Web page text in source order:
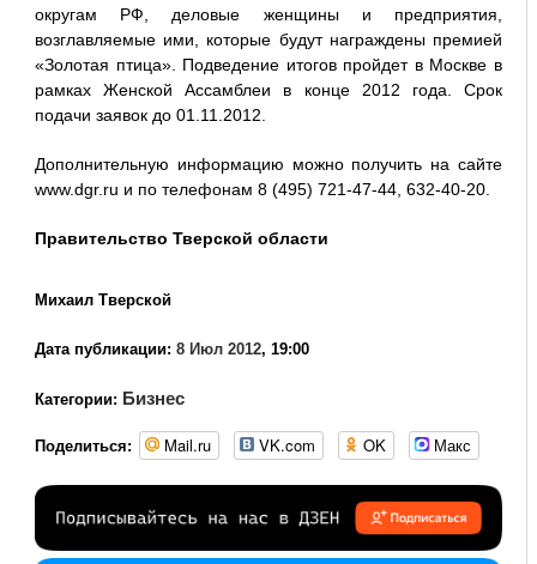
округам РФ, деловые женщины и предприятия,
возглавляемые ими, которые будут награждены премией
«Золотая птица». Подведение итогов пройдет в Москве в
рамках Женской Ассамблеи в конце 2012 года. Срок
подачи заявок до 01.11.2012.
Дополнительную информацию можно получить на сайте
www.dgr.ru и по телефонам 8 (495) 721-47-44, 632-40-20.
Правительство Тверской области
Михаил Тверской
Дата публикации: 8 Июл 2012, 19:00
Категории: Бизнес
Поделиться: Mail.ru VK.com OK Макс